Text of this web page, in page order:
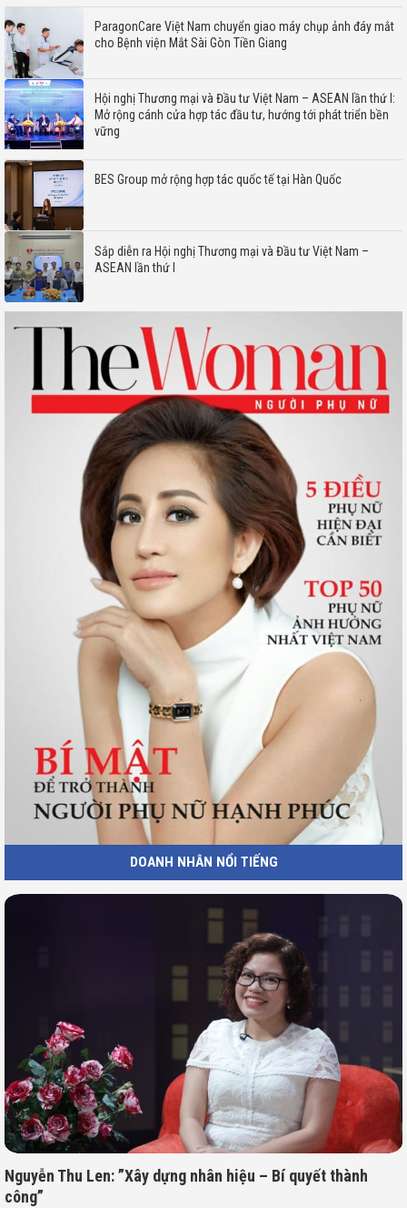
ParagonCare Việt Nam chuyển giao máy chụp ảnh đáy mắt
cho Bệnh viện Mắt Sài Gòn Tiền Giang
Hội nghị Thương mại và Đầu tư Việt Nam – ASEAN lần thứ I:
Mở rộng cánh cửa hợp tác đầu tư, hướng tới phát triển bền
vững
BES Group mở rộng hợp tác quốc tế tại Hàn Quốc
Sắp diễn ra Hội nghị Thương mại và Đầu tư Việt Nam –
ASEAN lần thứ I
DOANH NHÂN NỔI TIẾNG
Nguyễn Thu Len: ”Xây dựng nhân hiệu – Bí quyết thành
công”